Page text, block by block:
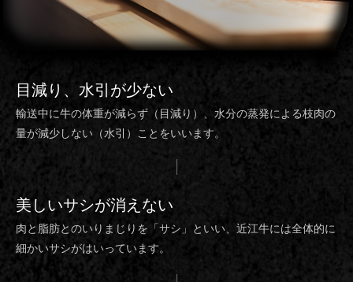
目減り、水引 が少ない
輸送中に牛の体重が減らず（目減り）、水分の蒸発による枝肉の
量が減少しない（水引）ことをいいます。
美しいサシが消えない
肉と脂肪とのいりまじりを「サシ」といい、近江牛には全体的に
細かいサシがはいっています。